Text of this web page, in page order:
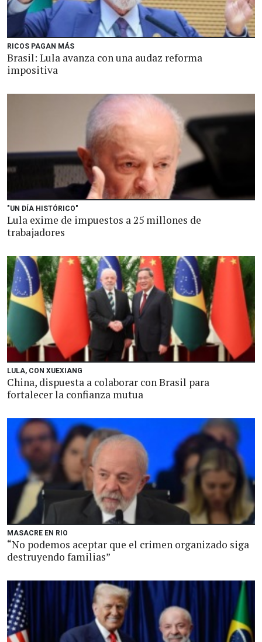
RICOS PAGAN MÁS
Brasil: Lula avanza con una audaz reforma
impositiva
"UN DÍA HISTÓRICO"
Lula exime de impuestos a 25 millones de
trabajadores
LULA, CON XUEXIANG
China, dispuesta a colaborar con Brasil para
fortalecer la confianza mutua
MASACRE EN RIO
“No podemos aceptar que el crimen organizado siga
destruyendo familias”